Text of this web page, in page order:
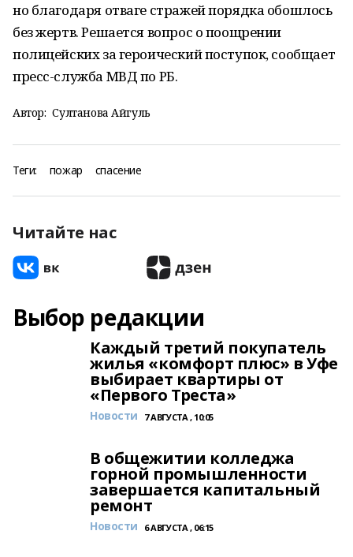
но благодаря отваге стражей порядка обошлось
без жертв. Решается вопрос о поощрении
полицейских за героический поступок, сообщает
пресс-служба МВД по РБ.
Автор: Султанова Айгуль
Теги: пожар спасение
Читайте нас
Выбор редакции
Каждый третий покупатель
жилья «комфорт плюс» в Уфе
выбирает квартиры от
«Первого Треста»
Новости 7 АВГУСТА , 10:05
В общежитии колледжа
горной промышленности
завершается капитальный
ремонт
Новости 6 АВГУСТА , 06:15